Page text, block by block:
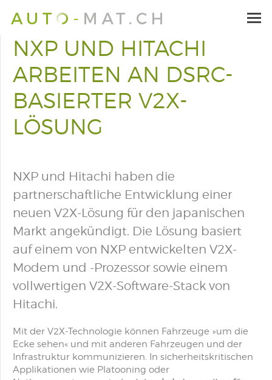
NXP UND HITACHI
ARBEITEN AN DSRC-
BASIERTER V2X-
LÖSUNG
NXP und Hitachi haben die
partnerschaftliche Entwicklung einer
neuen V2X-Lösung für den japanischen
Markt angekündigt. Die Lösung basiert
auf einem von NXP entwickelten V2X-
Modem und -Prozessor sowie einem
vollwertigen V2X-Software-Stack von
Hitachi.
Mit der V2X-Technologie können Fahrzeuge »um die
Ecke sehen« und mit anderen Fahrzeugen und der
Infrastruktur kommunizieren. In sicherheitskritischen
Applikationen wie Platooning oder